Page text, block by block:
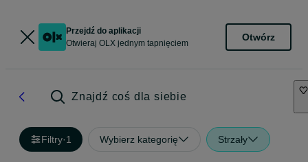
Przejdź do aplikacji
Otwieraj OLX jednym tapnięciem
Otwórz
Znajdź coś dla siebie
Filtry·1 Wybierz kategorię Strzały